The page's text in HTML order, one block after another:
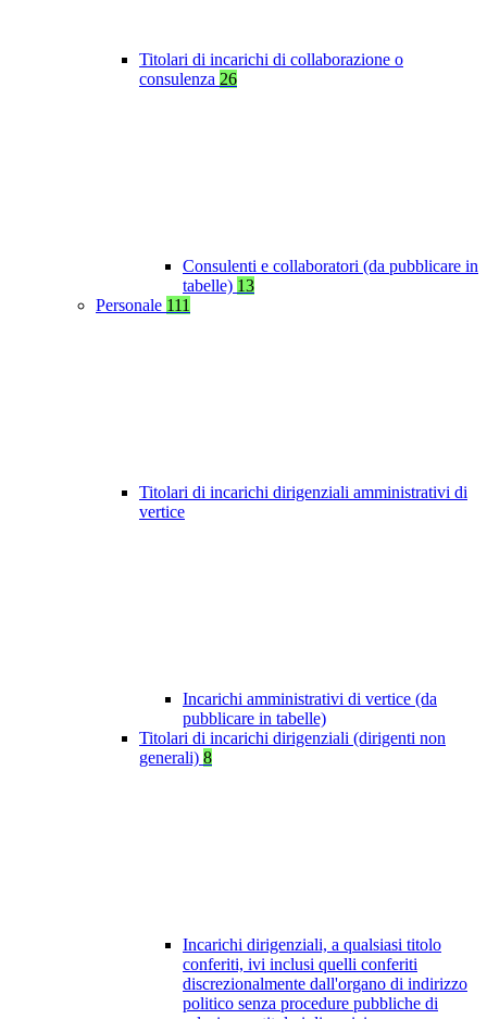
Titolari di incarichi di collaborazione o
consulenza 26
Consulenti e collaboratori (da pubblicare in
tabelle) 13
Personale 111
Titolari di incarichi dirigenziali amministrativi di
vertice
Incarichi amministrativi di vertice (da
pubblicare in tabelle)
Titolari di incarichi dirigenziali (dirigenti non
generali) 8
Incarichi dirigenziali, a qualsiasi titolo
conferiti, ivi inclusi quelli conferiti
discrezionalmente dall'organo di indirizzo
politico senza procedure pubbliche di